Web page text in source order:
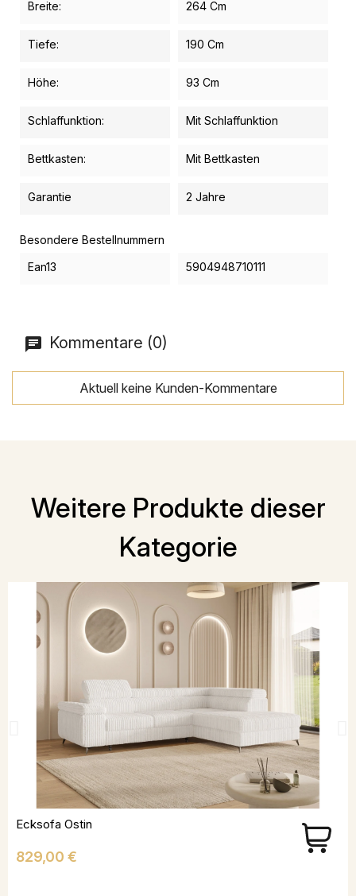
Breite:
264 Cm
Tiefe: 190 Cm
Höhe: 93 Cm
Schlaffunktion: Mit Schlaffunktion
Bettkasten: Mit Bettkasten
Garantie 2 Jahre
Besondere Bestellnummern
Ean13
5904948710111
Kommentare (0)
Aktuell keine Kunden-Kommentare
Weitere Produkte dieser
Kategorie
Ecksofa Ostin
Preis
829,00 €